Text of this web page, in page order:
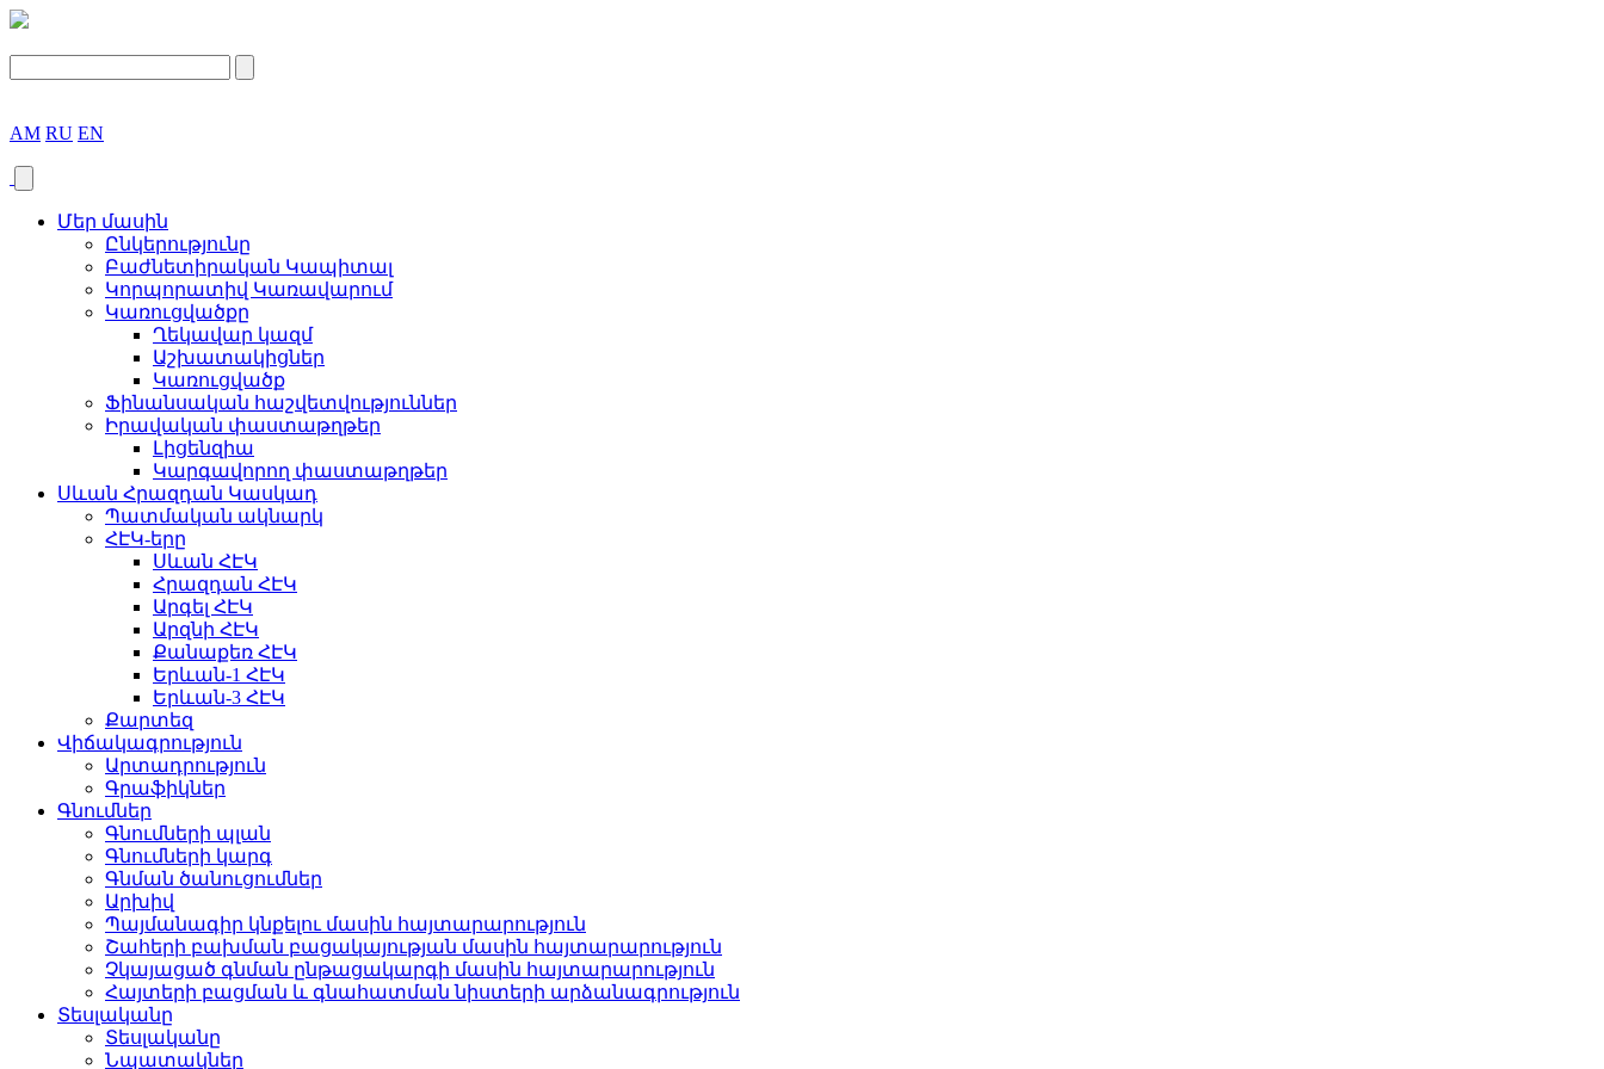
AM RU EN
Մեր մասին
Ընկերությունը
Բաժնետիրական Կապիտալ
Կորպորատիվ Կառավարում
Կառուցվածքը
Ղեկավար կազմ
Աշխատակիցներ
Կառուցվածք
Ֆինանսական հաշվետվություններ
Իրավական փաստաթղթեր
Լիցենզիա
Կարգավորող փաստաթղթեր
Սևան Հրազդան Կասկադ
Պատմական ակնարկ
ՀԷԿ-երը
Սևան ՀԷԿ
Հրազդան ՀԷԿ
Արգել ՀԷԿ
Արզնի ՀԷԿ
Քանաքեռ ՀԷԿ
Երևան-1 ՀԷԿ
Երևան-3 ՀԷԿ
Քարտեզ
Վիճակագրություն
Արտադրություն
Գրաֆիկներ
Գնումներ
Գնումների պլան
Գնումների կարգ
Գնման ծանուցումներ
Արխիվ
Պայմանագիր կնքելու մասին հայտարարություն
Շահերի բախման բացակայության մասին հայտարարություն
Չկայացած գնման ընթացակարգի մասին հայտարարություն
Հայտերի բացման և գնահատման նիստերի արձանագրություն
Տեսլականը
Տեսլականը
Նպատակներ